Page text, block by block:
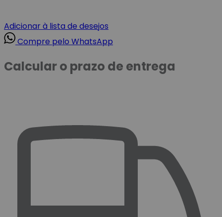
Adicionar à lista de desejos
Compre pelo WhatsApp
Calcular o prazo de entrega